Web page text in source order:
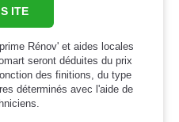
ITE
Rénov' et aides locales
seront déduites du prix
des finitions, du type
déterminés avec l'aide de